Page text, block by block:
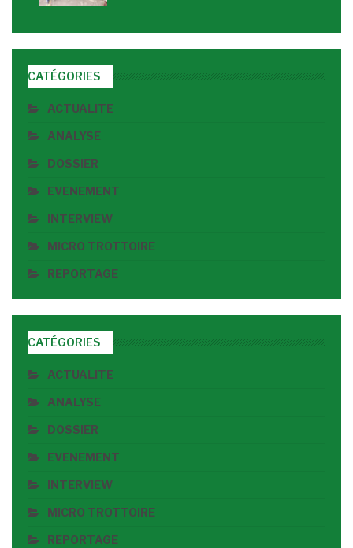
CATÉGORIES
ACTUALITE
ANALYSE
DOSSIER
EVENEMENT
INTERVIEW
MICRO TROTTOIRE
REPORTAGE
CATÉGORIES
ACTUALITE
ANALYSE
DOSSIER
EVENEMENT
INTERVIEW
MICRO TROTTOIRE
REPORTAGE